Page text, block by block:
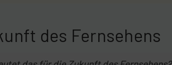
des Fernsehens